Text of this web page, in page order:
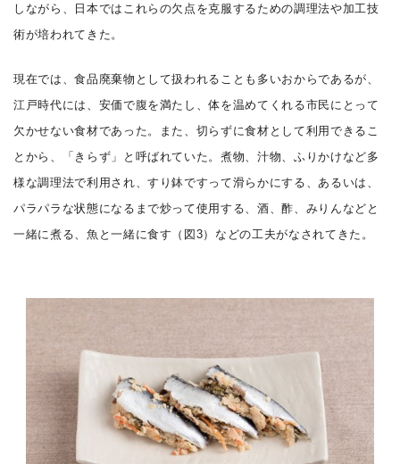
しながら、日本ではこれらの欠点を克服するための調理法や加工技
術が培われてきた。
現在では、食品廃棄物として扱われることも多いおからであるが、
江戸時代には、安価で腹を満たし、体を温めてくれる市民にとって
欠かせない食材であった。また、切らずに食材として利用できるこ
とから、「きらず」と呼ばれていた。煮物、汁物、ふりかけなど多
様な調理法で利用され、すり鉢ですって滑らかにする、あるいは、
パラパラな状態になるまで炒って使用する、酒、酢、みりんなどと
一緒に煮る、魚と一緒に食す（図3）などの工夫がなされてきた。